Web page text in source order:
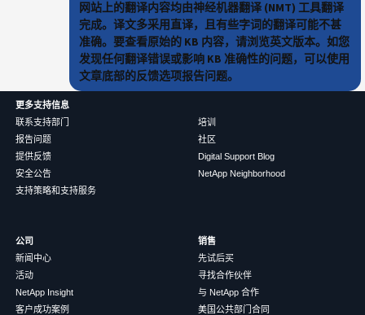
网站上的翻译内容均由神经机器翻译 (NMT) 工具翻译
完成。译文多采用直译，且有些字词的翻译可能不甚
准确。要查看原始的 KB 内容，请浏览英文版本。如您
发现任何翻译错误或影响 KB 准确性的问题，可以使用
文章底部的反馈选项报告问题。
更多支持信息
联系支持部门
报告问题
提供反馈
安全公告
支持策略和支持服务
培训
社区
Digital Support Blog
NetApp Neighborhood
公司
新闻中心
活动
NetApp Insight
客户成功案例
销售
先试后买
寻找合作伙伴
与 NetApp 合作
美国公共部门合同